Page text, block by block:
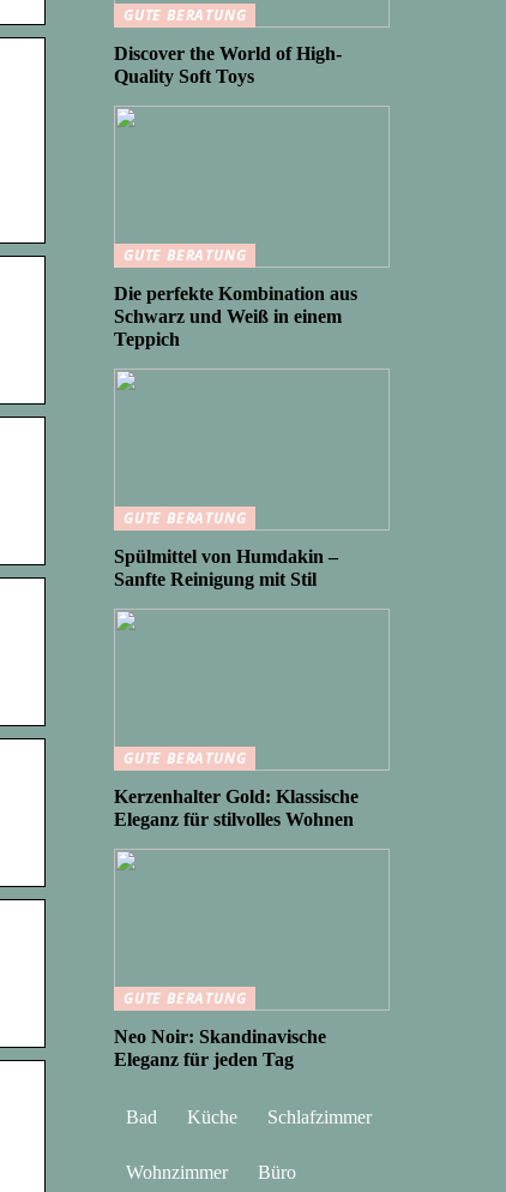
GUTE BERATUNG
Discover the World of High-
Quality Soft Toys
GUTE BERATUNG
Die perfekte Kombination aus
Schwarz und Weiß in einem
Teppich
GUTE BERATUNG
Spülmittel von Humdakin –
Sanfte Reinigung mit Stil
GUTE BERATUNG
Kerzenhalter Gold: Klassische
Eleganz für stilvolles Wohnen
GUTE BERATUNG
Neo Noir: Skandinavische
Eleganz für jeden Tag
Bad Küche Schlafzimmer
Wohnzimmer Büro